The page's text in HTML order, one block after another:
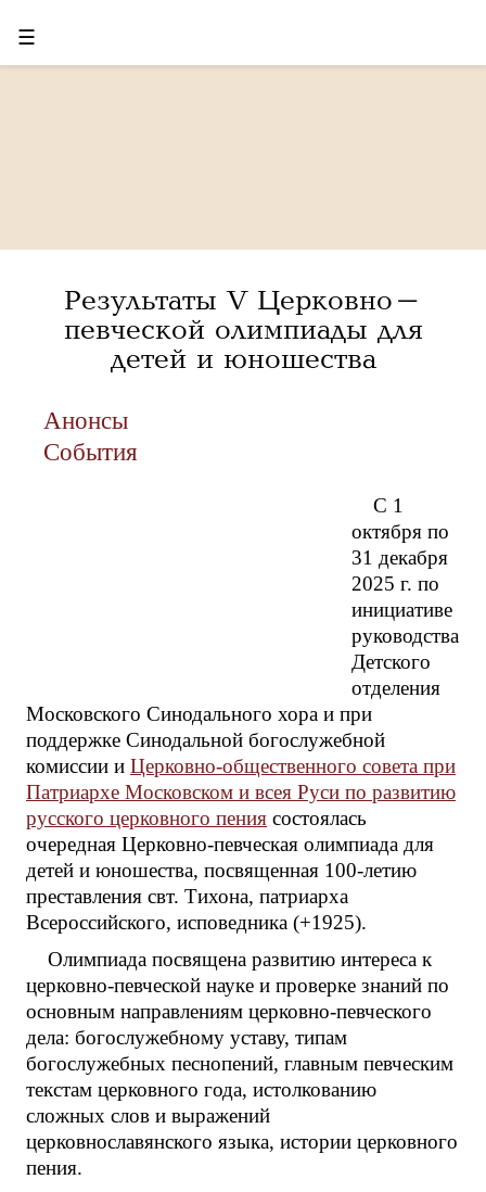
☰
Результаты V Церковно-
певческой олимпиады для
детей и юношества
Анонсы
События
С 1
октября по
31 декабря
2025 г. по
инициативе
руководства
Детского
отделения
Московского Синодального хора и при
поддержке Синодальной богослужебной
комиссии и Церковно-общественного совета при
Патриархе Московском и всея Руси по развитию
русского церковного пения состоялась
очередная Церковно-певческая олимпиада для
детей и юношества, посвященная 100-летию
преставления свт. Тихона, патриарха
Всероссийского, исповедника (+1925).
Олимпиада посвящена развитию интереса к
церковно-певческой науке и проверке знаний по
основным направлениям церковно-певческого
дела: богослужебному уставу, типам
богослужебных песнопений, главным певческим
текстам церковного года, истолкованию
сложных слов и выражений
церковнославянского языка, истории церковного
пения.